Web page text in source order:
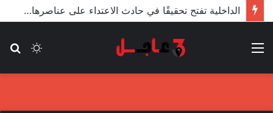
الأعور: اتفاقية ترسيم الحدود مع تركيا على طاولة النواب والاعتماد مرجّح
الوضع
القائمة